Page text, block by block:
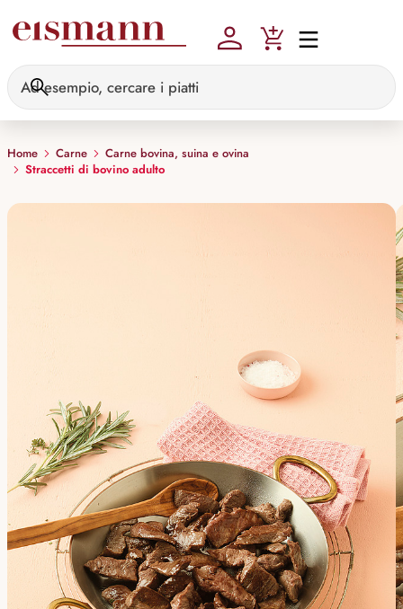
Home Carne
Carne bovina, suina e ovina
Straccetti di bovino adulto